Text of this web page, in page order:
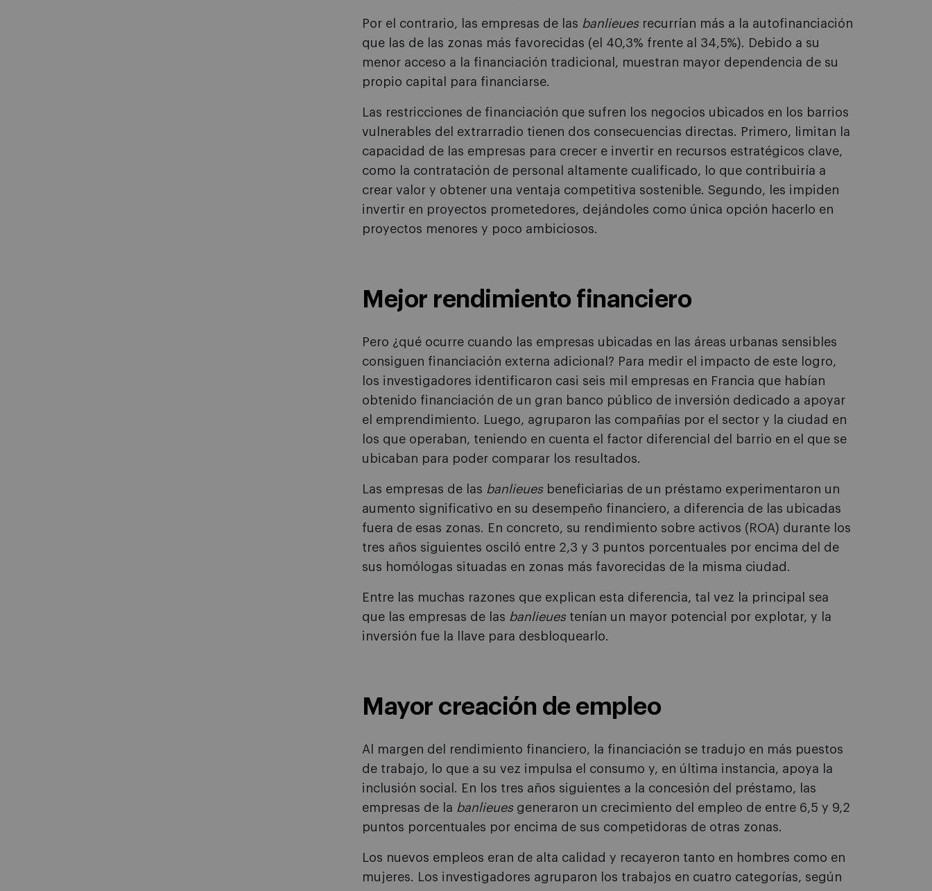
Por el contrario, las empresas de las banlieuesrecurrían más a la autofinanciación
que las de las zonas más favorecidas (el 40,3% frente al 34,5%). Debido a su
menor acceso a la financiación tradicional, muestran mayor dependencia de su
propio capital para financiarse.
Las restricciones de financiación que sufren los negocios ubicados en los barrios
vulnerables del extrarradio tienen dos consecuencias directas. Primero, limitan la
capacidad de las empresas para crecer e invertir en recursos estratégicos clave,
como la contratación de personal altamente cualificado, lo que contribuiría a
crear valor y obtener una ventaja competitiva sostenible. Segundo, les impiden
invertir en proyectos prometedores, dejándoles como única opción hacerlo en
proyectos menores y poco ambiciosos.
Mejor rendimiento financiero
Pero ¿qué ocurre cuando las empresas ubicadas en las áreas urbanas sensibles
consiguen financiación externa adicional? Para medir el impacto de este logro,
los investigadores identificaron casi seis mil empresas en Francia que habían
obtenido financiación de un gran banco público de inversión dedicado a apoyar
el emprendimiento. Luego, agruparon las compañías por el sector y la ciudad en
los que operaban, teniendo en cuenta el factor diferencial del barrio en el que se
ubicaban para poder comparar los resultados.
Las empresas de las banlieuesbeneficiarias de un préstamo experimentaron un
aumento significativo en su desempeño financiero, a diferencia de las ubicadas
fuera de esas zonas. En concreto, su rendimiento sobre activos (ROA) durante los
tres años siguientes osciló entre 2,3 y 3 puntos porcentuales por encima del de
sus homólogas situadas en zonas más favorecidas de la misma ciudad.
Entre las muchas razones que explican esta diferencia, tal vez la principal sea
que las empresas de las banlieuestenían un mayor potencial por explotar, y la
inversión fue la llave para desbloquearlo.
Mayor creación de empleo
Al margen del rendimiento financiero, la financiación se tradujo en más puestos
de trabajo, lo que a su vez impulsa el consumo y, en última instancia, apoya la
inclusión social. En los tres años siguientes a la concesión del préstamo, las
empresas de la banlieuesgeneraron un crecimiento del empleo de entre 6,5 y 9,2
puntos porcentuales por encima de sus competidoras de otras zonas.
Los nuevos empleos eran de alta calidad y recayeron tanto en hombres como en
mujeres. Los investigadores agruparon los trabajos en cuatro categorías, según